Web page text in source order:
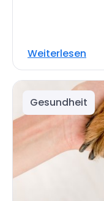
Weiterlesen
Gesundheit